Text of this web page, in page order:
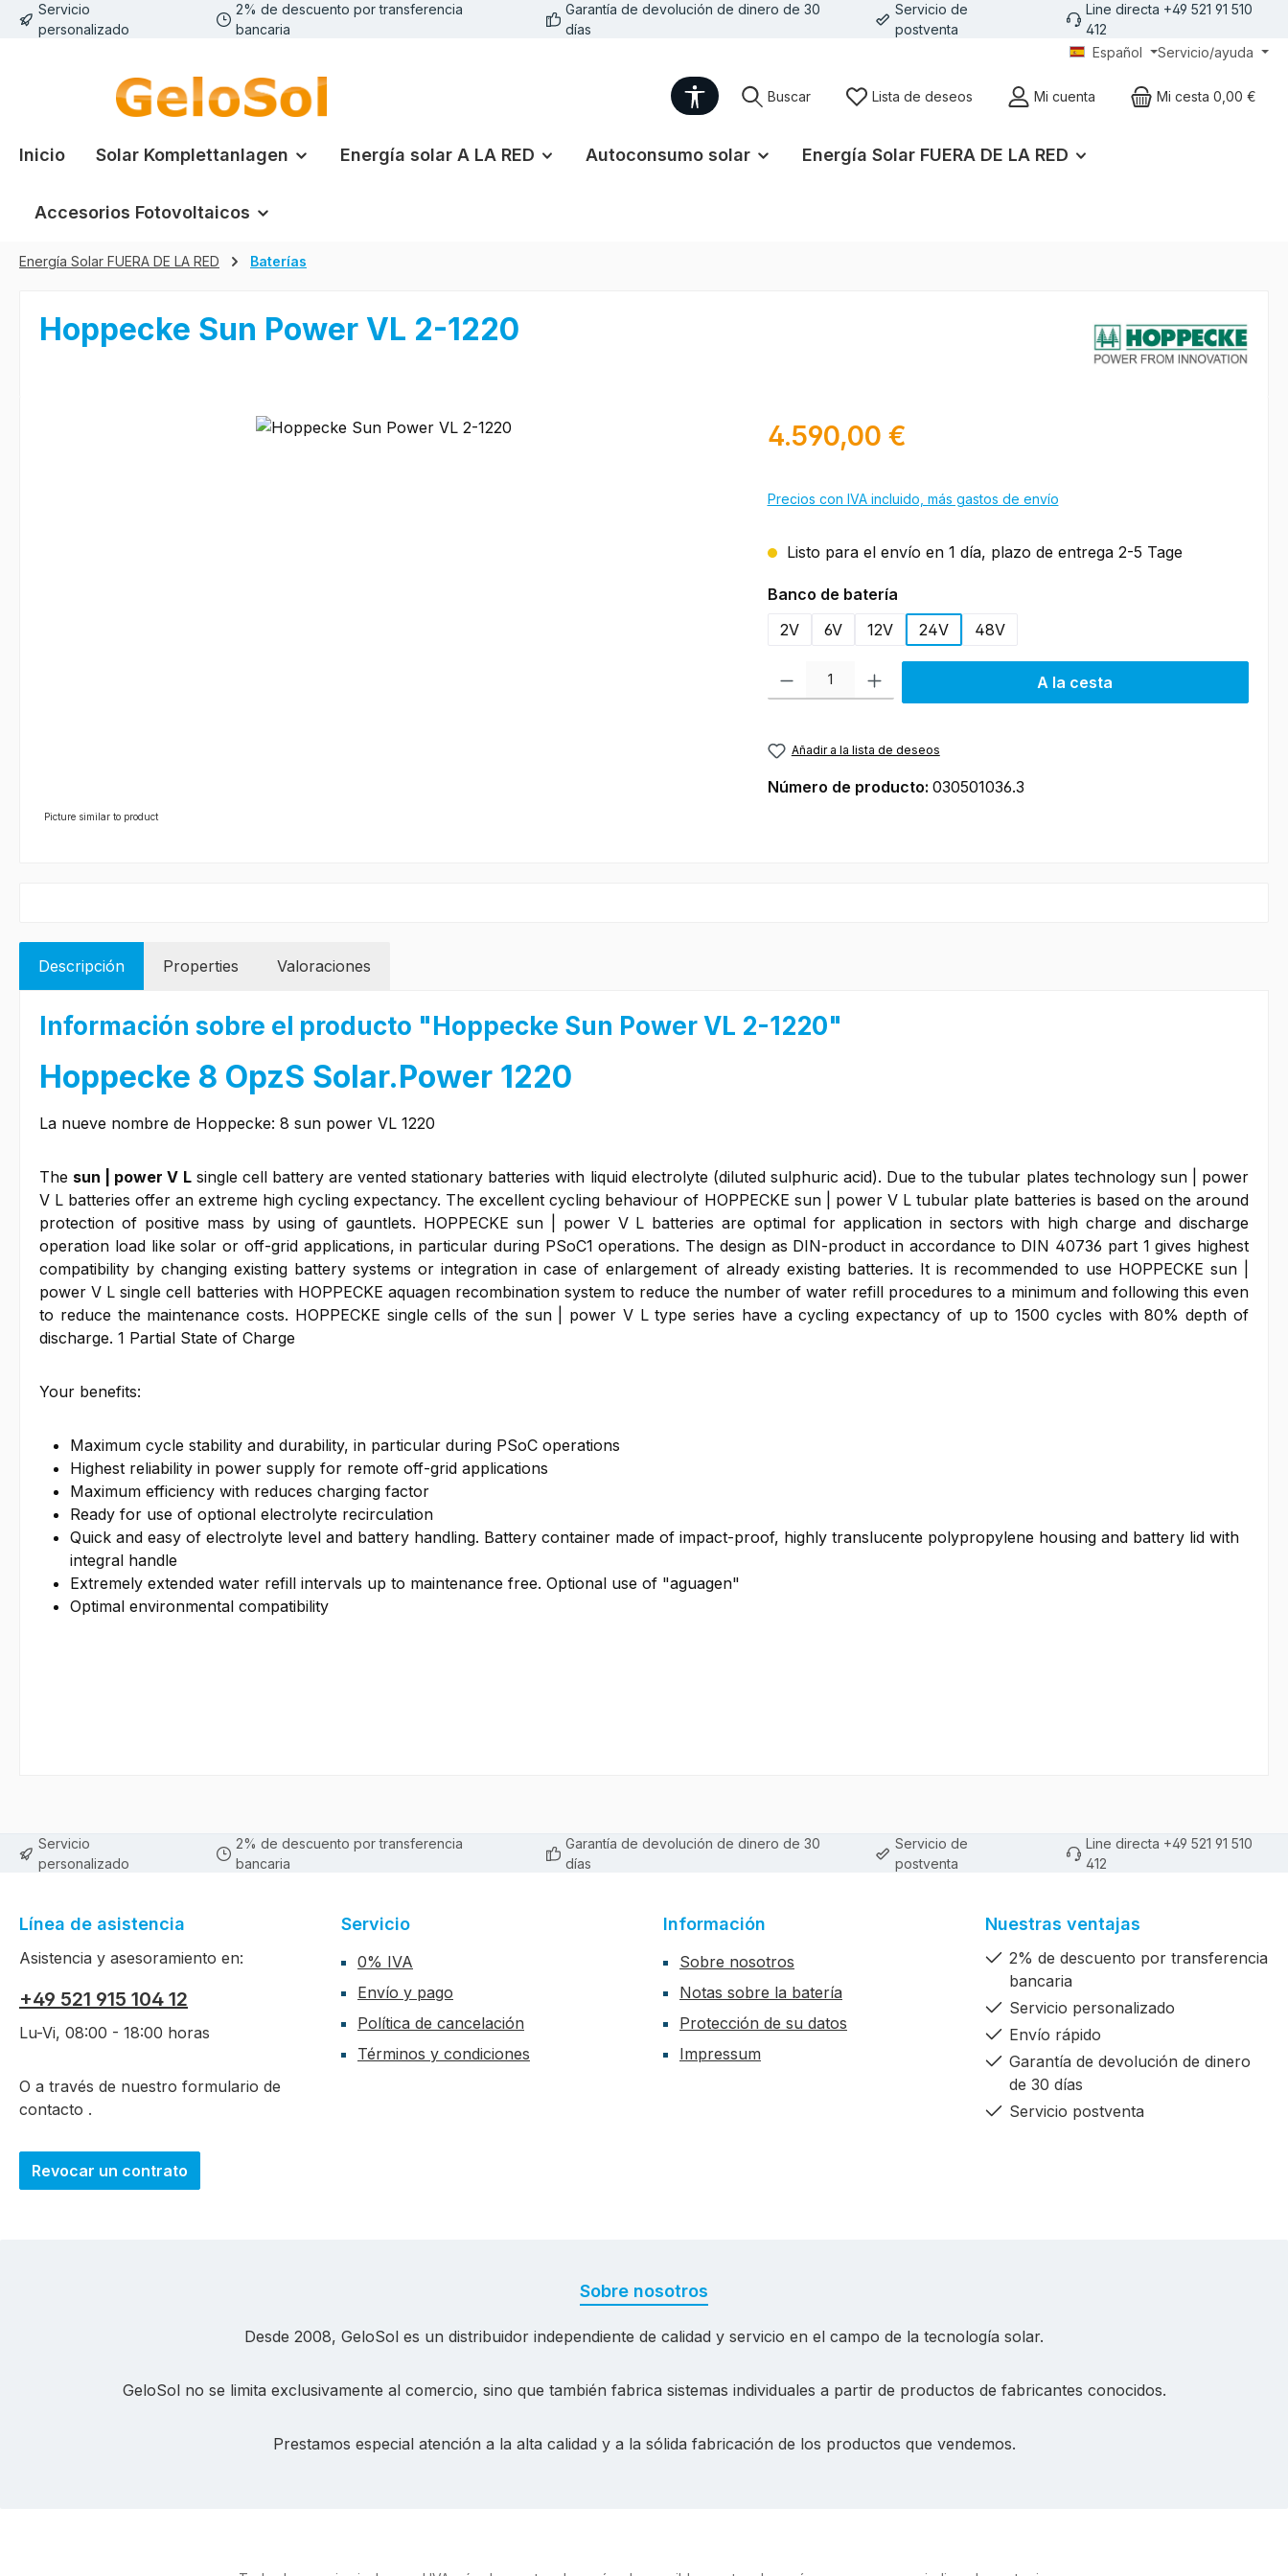
al contenido principal
Saltar a la búsqueda
Saltar a la navegación principal
Servicio
personalizado
2% de descuento por transferencia
bancaria
Garantía de devolución de dinero de 30
días
Servicio de
postventa
Line directa +49 521 91 510
412
Español
Servicio/ayuda
Show toolbar
Buscar Lista de deseos Mi cuenta Mi cesta 0,00 €
Inicio Solar Komplettanlagen Energía solar A LA RED Autoconsumo solar Energía Solar FUERA DE LA RED
Accesorios Fotovoltaicos
Energía Solar FUERA DE LA RED Baterías
Hoppecke Sun Power VL 2-1220
Picture similar to product
Precio normal:
4.590,00 €
Precios con IVA incluido, más gastos de envío
Listo para el envío en 1 día, plazo de entrega 2-5 Tage
Seleccione
Banco de batería
2V
6V 12V 24V 48V
Cantidad del producto: introduce la cantidad deseada o usa los botones para
A la cesta
Añadir a la lista de deseos
Número de producto: 030501036.3
Descripción Properties Valoraciones
Información sobre el producto "Hoppecke Sun Power VL 2-1220"
Hoppecke 8 OpzS Solar.Power 1220
La nueve nombre de Hoppecke: 8 sun power VL 1220
The sun | power V Lsingle cell battery are vented stationary batteries with liquid electrolyte (diluted sulphuric acid). Due to the tubular plates technology sun | power
V L batteries offer an extreme high cycling expectancy. The excellent cycling behaviour of HOPPECKE sun | power V L tubular plate batteries is based on the around
protection of positive mass by using of gauntlets. HOPPECKE sun | power V L batteries are optimal for application in sectors with high charge and discharge
operation load like solar or off-grid applications, in particular during PSoC1 operations. The design as DIN-product in accordance to DIN 40736 part 1 gives highest
compatibility by changing existing battery systems or integration in case of enlargement of already existing batteries. It is recommended to use HOPPECKE sun |
power V L single cell batteries with HOPPECKE aquagen recombination system to reduce the number of water refill procedures to a minimum and following this even
to reduce the maintenance costs. HOPPECKE single cells of the sun | power V L type series have a cycling expectancy of up to 1500 cycles with 80% depth of
discharge. 1 Partial State of Charge
Your benefits:
Maximum cycle stability and durability, in particular during PSoC operations
Highest reliability in power supply for remote off-grid applications
Maximum efficiency with reduces charging factor
Ready for use of optional electrolyte recirculation
Quick and easy of electrolyte level and battery handling. Battery container made of impact-proof, highly translucente polypropylene housing and battery lid with
integral handle
Extremely extended water refill intervals up to maintenance free. Optional use of "aguagen"
Optimal environmental compatibility
Servicio
personalizado
2% de descuento por transferencia
bancaria
Garantía de devolución de dinero de 30
días
Servicio de
postventa
Line directa +49 521 91 510
412
Línea de asistencia
Asistencia y asesoramiento en:
+49 521 915 104 12
Lu-Vi, 08:00 - 18:00 horas
O a través de nuestro formulario de
contacto .
Revocar un contrato
Servicio
0% IVA
Envío y pago
Política de cancelación
Términos y condiciones
Información
Sobre nosotros
Notas sobre la batería
Protección de su datos
Impressum
Nuestras ventajas
2% de descuento por transferencia
bancaria
Servicio personalizado
Envío rápido
Garantía de devolución de dinero
de 30 días
Servicio postventa
Sobre nosotros
Desde 2008, GeloSol es un distribuidor independiente de calidad y servicio en el campo de la tecnología solar.
GeloSol no se limita exclusivamente al comercio, sino que también fabrica sistemas individuales a partir de productos de fabricantes conocidos.
Prestamos especial atención a la alta calidad y a la sólida fabricación de los productos que vendemos.